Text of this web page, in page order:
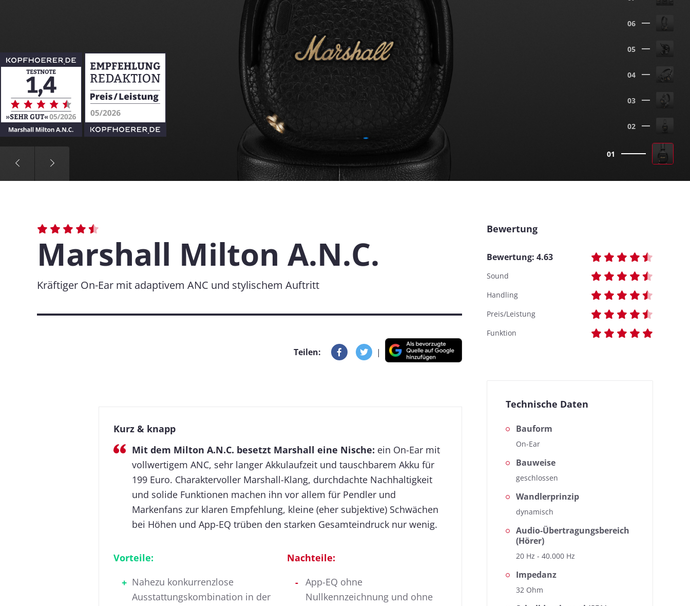
01
02
03
04
05
06
Marshall Milton A.N.C.
Kräftiger On-Ear mit adaptivem ANC und stylischem Auftritt
Teilen: |
Kurz & knapp
Mit dem Milton A.N.C. besetzt Marshall eine Nische: ein On-Ear mit
vollwertigem ANC, sehr langer Akkulaufzeit und tauschbarem Akku für
199 Euro. Charaktervoller Marshall-Klang, durchdachte Nachhaltigkeit
und solide Funktionen machen ihn vor allem für Pendler und
Markenfans zur klaren Empfehlung, kleine (eher subjektive) Schwächen
bei Höhen und App-EQ trüben den starken Gesamteindruck nur wenig.
Vorteile:
Nahezu konkurrenzlose
Ausstattungskombination in der
Nachteile:
App-EQ ohne
Nullkennzeichnung und ohne
Bewertung
Bewertung: 4.63
Sound
Handling
Preis/Leistung
Funktion
Technische Daten
Bauform
On-Ear
Bauweise
geschlossen
Wandlerprinzip
dynamisch
Audio-Übertragungsbereich
(Hörer)
20 Hz - 40.000 Hz
Impedanz
32 Ohm